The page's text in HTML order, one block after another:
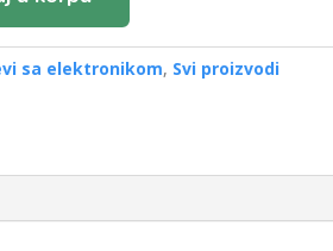
sa elektronikom, Svi proizvodi